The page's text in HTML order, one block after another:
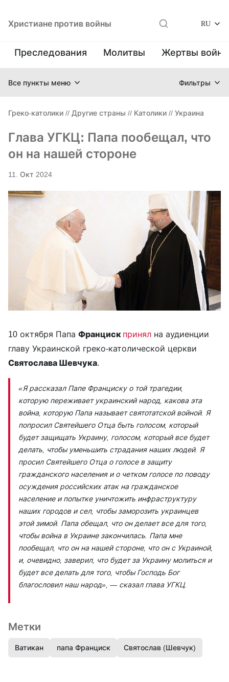
Христиане против войны RU
Преследования Молитвы Жертвы
Все пункты меню Фильтры
Греко-католики // Другие страны // Католики // Украина
Глава УГКЦ: Папа пообещал, что
он на нашей стороне
11. Окт 2024
10 октября Папа Франциск принял на аудиенции
главу Украинской греко-католической церкви
Святослава Шевчука.
«Я рассказал Папе Франциску о той трагедии,
которую переживает украинский народ, какова эта
война, которую Папа называет святотатской войной. Я
попросил Святейшего Отца быть голосом, который
будет защищать Украину, голосом, который все будет
делать, чтобы уменьшить страдания наших людей. Я
просил Святейшего Отца о голосе в защиту
гражданского населения и о четком голосе по поводу
осуждения российских атак на гражданское
население и попытке уничтожить инфраструктуру
наших городов и сел, чтобы заморозить украинцев
этой зимой. Папа обещал, что он делает все для того,
чтобы война в Украине закончилась. Папа мне
пообещал, что он на нашей стороне, что он с Украиной,
и, очевидно, заверил, что будет за Украину молиться и
будет все делать для того, чтобы Господь Бог
благословил наш народ», — сказал глава УГКЦ.
Метки
Ватикан папа Франциск Святослав (Шевчук)